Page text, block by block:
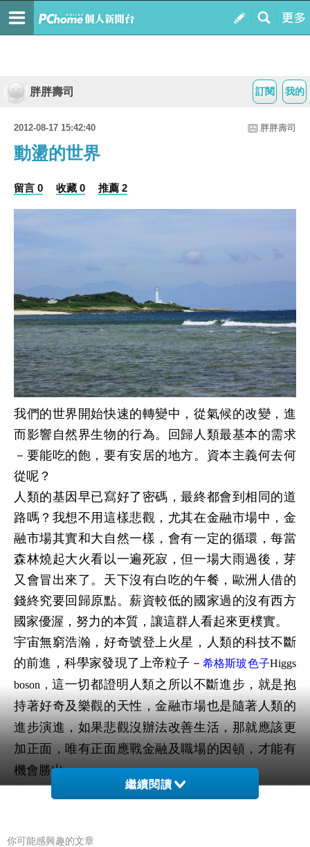
我的
訂閱
胖胖壽司
2012-08-17 15:42:40 胖胖壽司
動盪的世界
留言 0 收藏 0 推薦 2
我們的世界開始快速的轉變中，從氣候的改變，進
而影響自然界生物的行為。回歸人類最基本的需求
－要能吃的飽，要有安居的地方。資本主義何去何
從呢？
人類的基因早已寫好了密碼，最終都會到相同的道
路嗎？我想不用這樣悲觀，尤其在金融市場中，金
融市場其實和大自然一樣，會有一定的循環，每當
森林燒起大火看以一遍死寂，但一場大雨過後，芽
又會冒出來了。天下沒有白吃的午餐，歐洲人借的
錢終究要回歸原點。薪資較低的國家過的沒有西方
國家優渥，努力的本質，讓這群人看起來更樸實。
宇宙無窮浩瀚，好奇號登上火星，人類的科技不斷
的前進，科學家發現了上帝粒子－ 希格斯玻色子Higgs
boson ，這一切都證明人類之所以不斷進步，就是抱
持著好奇及樂觀的天性，金融市場也是隨著人類的
進步演進，如果悲觀沒辦法改善生活，那就應該更
加正面，唯有正面應戰金融及職場的因頓，才能有
機會勝出。
當大家都不看好的時候，就是你我要努力用功的時
繼續閱讀
你可能感興趣的文章